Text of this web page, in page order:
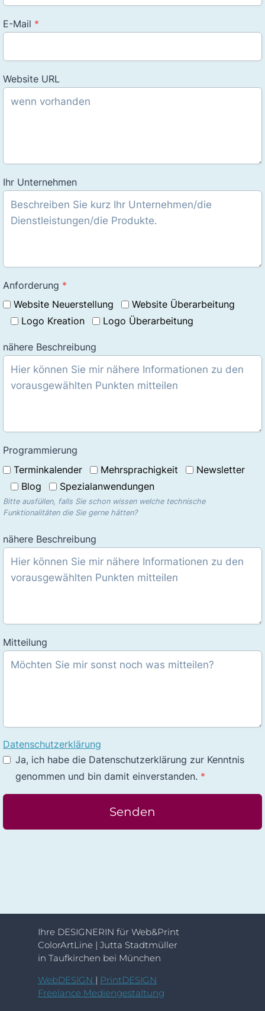
E-Mail *
Website URL
Ihr Unternehmen
Anforderung *
Website Neuerstellung
Website Überarbeitung
Logo Kreation
Logo Überarbeitung
nähere Beschreibung
Programmierung
Terminkalender
Mehrsprachigkeit
Newsletter
Blog
Spezialanwendungen
Bitte ausfüllen, falls Sie schon wissen welche technische
Funktionalitäten die Sie gerne hätten?
nähere Beschreibung
Mitteilung
Datenschutzerklärung
Ja, ich habe die Datenschutzerklärung zur Kenntnis
genommen und bin damit einverstanden. *
Senden
Ihre DESIGNERIN für Web&Print
ColorArtLine | Jutta Stadtmüller
in Taufkirchen bei München
WebDESIGN | PrintDESIGN
Freelance Mediengestaltung